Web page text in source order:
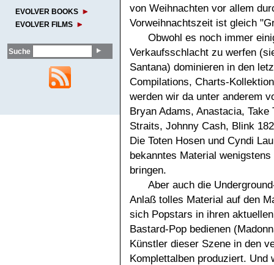
EVOLVER BOOKS
EVOLVER FILMS
Suche
von Weihnachten vor allem
Vorweihnachtszeit ist gleich
Obwohl es noch immer
Verkaufsschlacht zu werfen
Santana) dominieren in den
Compilations, Charts-
werden wir da unter anderem
Bryan Adams, Anastacia,
Straits, Johnny Cash, Blink
Die Toten Hosen und Cyndi
bekanntes Material
bringen.
Aber auch die
Anlaß tolles Material auf den
sich Popstars in ihren
Bastard-Pop bedienen
Künstler dieser Szene in den
Komplettalben produziert. Und